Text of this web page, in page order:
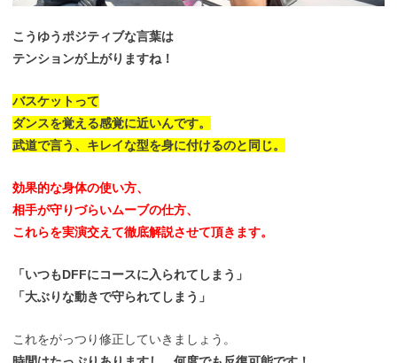
こうゆうポジティブな言葉は
テンションが上がりますね！
バスケットって
ダンスを覚える感覚に近いんです。
武道で言う、キレイな型を身に付けるのと同じ。
効果的な身体の使い方、
相手が守りづらいムーブの仕方、
これらを実演交えて徹底解説させて頂きます。
「いつもDFFにコースに入られてしまう」
「大ぶりな動きで守られてしまう」
これをがっつり修正していきましょう。